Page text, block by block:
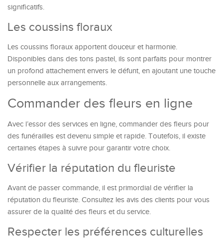
significatifs.
Les coussins floraux
Les coussins floraux apportent douceur et harmonie.
Disponibles dans des tons pastel, ils sont parfaits pour montrer
un profond attachement envers le défunt, en ajoutant une touche
personnelle aux arrangements.
Commander des fleurs en ligne
Avec l’essor des services en ligne, commander des fleurs pour
des funérailles est devenu simple et rapide. Toutefois, il existe
certaines étapes à suivre pour garantir votre choix.
Vérifier la réputation du fleuriste
Avant de passer commande, il est primordial de vérifier la
réputation du fleuriste. Consultez les avis des clients pour vous
assurer de la qualité des fleurs et du service.
Respecter les préférences culturelles